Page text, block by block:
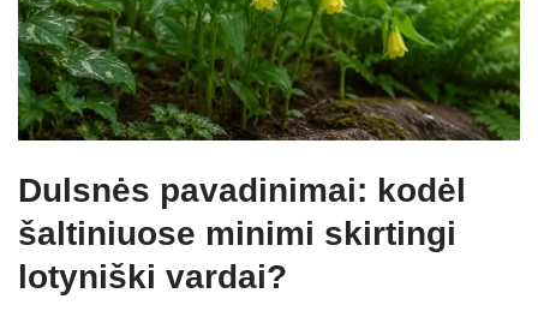
Dulsnės pavadinimai: kodėl
šaltiniuose minimi skirtingi
lotyniški vardai?